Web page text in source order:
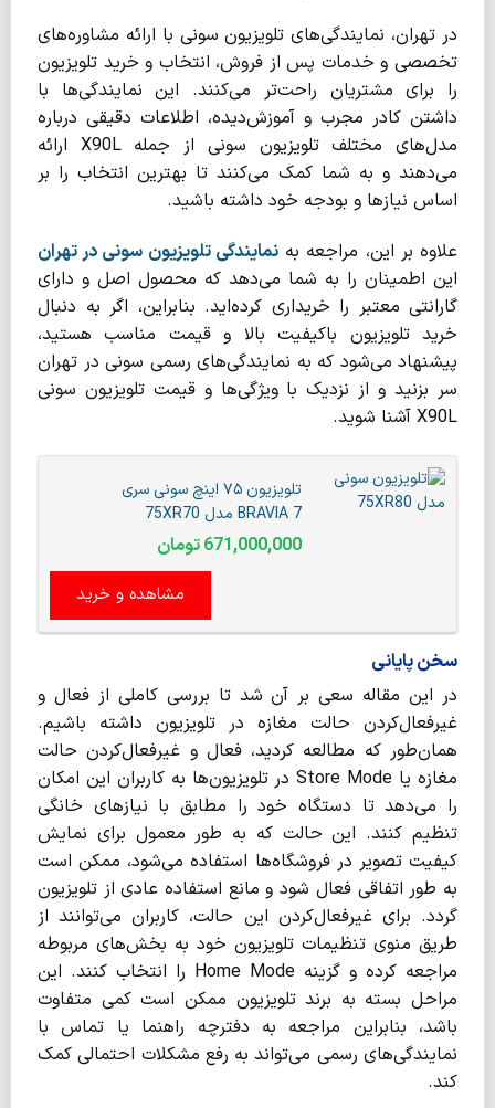
در تهران، نمایندگی‌های تلویزیون سونی با ارائه مشاوره‌های
تخصصی و خدمات پس از فروش، انتخاب و خرید تلویزیون
را برای مشتریان راحت‌تر می‌کنند. این نمایندگی‌ها با
داشتن کادر مجرب و آموزش‌دیده، اطلاعات دقیقی درباره
مدل‌های مختلف تلویزیون سونی از جمله X90L ارائه
می‌دهند و به شما کمک می‌کنند تا بهترین انتخاب را بر
اساس نیازها و بودجه خود داشته باشید.
علاوه بر این، مراجعه بهنمایندگی تلویزیون سونی در تهران
این اطمینان را به شما می‌دهد که محصول اصل و دارای
گارانتی معتبر را خریداری کرده‌اید. بنابراین، اگر به دنبال
خرید تلویزیون باکیفیت بالا و قیمت مناسب هستید،
پیشنهاد می‌شود که به نمایندگی‌های رسمی سونی در تهران
سر بزنید و از نزدیک با ویژگی‌ها و قیمت تلویزیون سونی
X90L آشنا شوید.
تلویزیون ۷۵ اینچ سونی سری
BRAVIA 7 مدل 75XR70
671,000,000تومان
مشاهده و خرید
سخن پایانی
در این مقاله سعی بر آن شد تا بررسی کاملی از فعال و
غیرفعال‌کردن حالت مغازه در تلویزیون داشته باشیم.
همان‌طور که مطالعه کردید، فعال و غیرفعال‌کردن حالت
مغازه یا Store Mode در تلویزیون‌ها به کاربران این امکان
را می‌دهد تا دستگاه خود را مطابق با نیازهای خانگی
تنظیم کنند. این حالت که به طور معمول برای نمایش
کیفیت تصویر در فروشگاه‌ها استفاده می‌شود، ممکن است
به طور اتفاقی فعال شود و مانع استفاده عادی از تلویزیون
گردد. برای غیرفعال‌کردن این حالت، کاربران می‌توانند از
طریق منوی تنظیمات تلویزیون خود به بخش‌های مربوطه
مراجعه کرده و گزینه Home Mode را انتخاب کنند. این
مراحل بسته به برند تلویزیون ممکن است کمی متفاوت
باشد، بنابراین مراجعه به دفترچه راهنما یا تماس با
نمایندگی‌های رسمی می‌تواند به رفع مشکلات احتمالی کمک
کند.